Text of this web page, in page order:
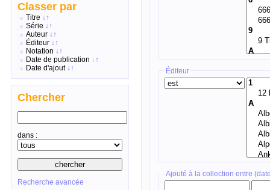
Classer par
Titre ↓↑
Série ↓↑
Auteur ↓↑
Éditeur ↓↑
Notation ↓↑
Date de publication ↓↑
Date d'ajout ↓↑
Chercher
dans :
Recherche avancée
Éditeur
Ajouté à la collection entre